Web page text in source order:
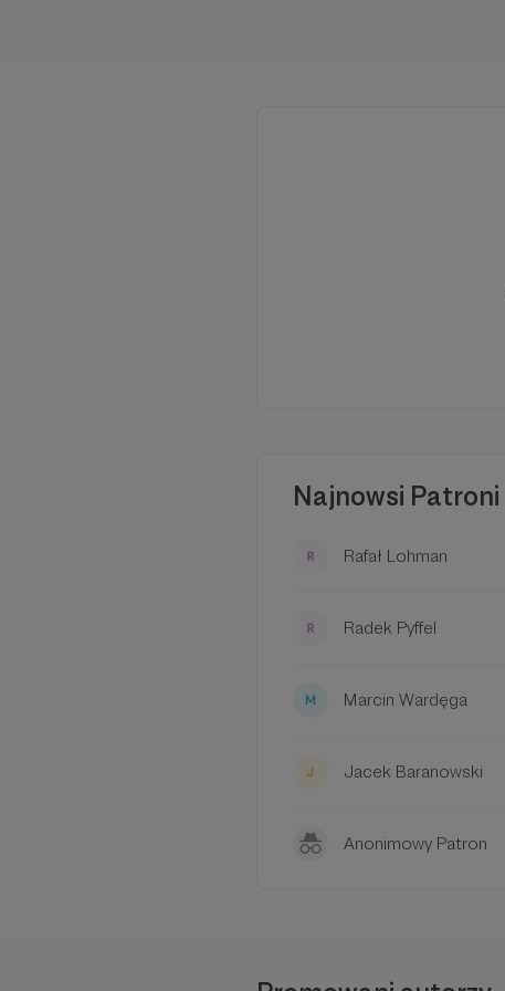
Najnowsi Patroni
Rafał Lohman
Radek Pyffel
Marcin Wardęga
Jacek Baranowski
Anonimowy Patron